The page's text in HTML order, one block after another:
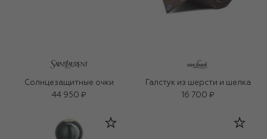
Солнцезащитные очки
44 950 ₽
Галстук из шерсти и шелка
16 700 ₽